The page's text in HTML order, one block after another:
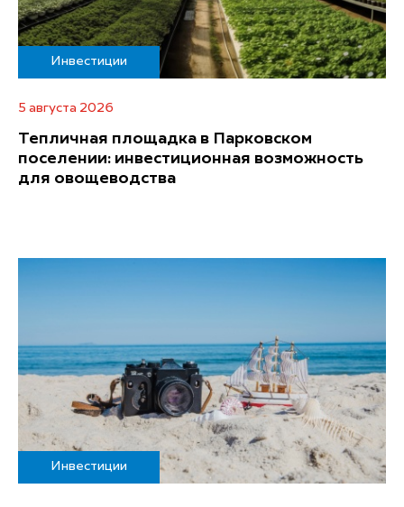
Инвестиции
5 августа 2026
Тепличная площадка в Парковском
поселении: инвестиционная возможность
для овощеводства
Инвестиции